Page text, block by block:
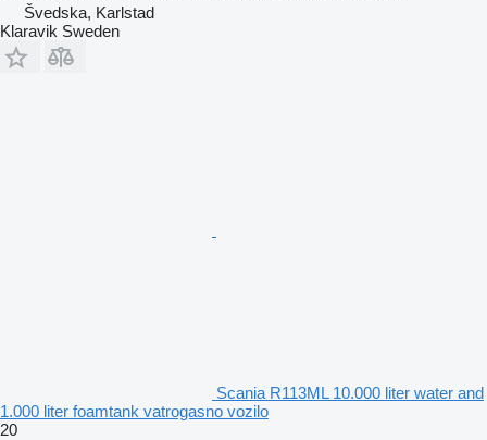
Švedska, Karlstad
Klaravik Sweden
Scania R113ML 10.000 liter water and
1.000 liter foamtank vatrogasno vozilo
20